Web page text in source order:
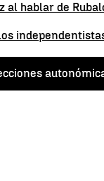
al hablar de